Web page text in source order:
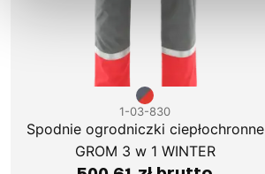
1-03-830
Spodnie ogrodniczki ciepłochronne
GROM 3 w 1 WINTER